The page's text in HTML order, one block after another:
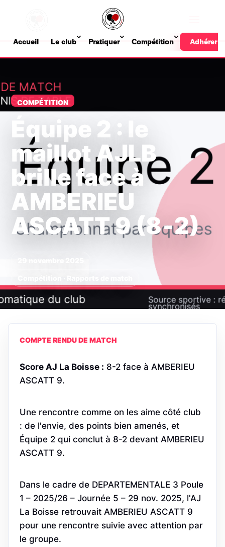
Accueil Le club Pratiquer Compétition Adhérer
COMPÉTITION
Équipe 2 : le
maillot AJLB
brille face à
AMBERIEU
ASCATT 9 (8‑2)
COMPTE RENDU DE MATCH
Score AJ La Boisse : 8-2 face à AMBERIEU
ASCATT 9.
Une rencontre comme on les aime côté club
: de l'envie, des points bien amenés, et
Équipe 2 qui conclut à 8-2 devant AMBERIEU
ASCATT 9.
Dans le cadre de DEPARTEMENTALE 3 Poule
1 – 2025/26 – Journée 5 – 29 nov. 2025, l'AJ
La Boisse retrouvait AMBERIEU ASCATT 9
pour une rencontre suivie avec attention par
le groupe.